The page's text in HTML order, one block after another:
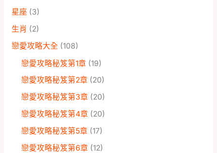
星座 (3)
生肖 (2)
戀愛攻略大全 (108)
戀愛攻略秘笈第1章 (19)
戀愛攻略秘笈第2章 (20)
戀愛攻略秘笈第3章 (20)
戀愛攻略秘笈第4章 (20)
戀愛攻略秘笈第5章 (17)
戀愛攻略秘笈第6章 (12)